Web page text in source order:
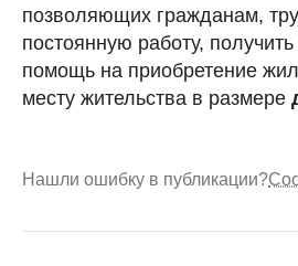
позволяющих гражданам,
постоянную работу,
помощь на приобретение
месту жительства в размере
Нашли ошибку в публикации?